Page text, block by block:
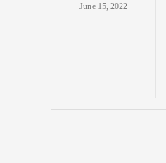
June 15, 2022